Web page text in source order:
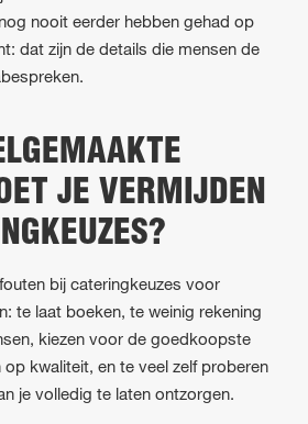
nooit eerder hebben gehad op
dat zijn de details die mensen de
JE VERMIJDEN
bij cateringkeuzes voor
te laat boeken, te weinig rekening
kiezen voor de goedkoopste
kwaliteit, en te veel zelf proberen
je volledig te laten ontzorgen.